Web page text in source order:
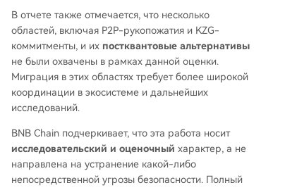
В отчете также отмечается, что несколько
областей, включая P2P-рукопожатия и KZG-
коммитменты, и их постквантовые альтернативы
не были охвачены в рамках данной оценки.
Миграция в этих областях требует более широкой
координации в экосистеме и дальнейших
исследований.
BNB Chain подчеркивает, что эта работа носит
исследовательский и оценочный характер, а не
направлена на устранение какой-либо
непосредственной угрозы безопасности. Полный